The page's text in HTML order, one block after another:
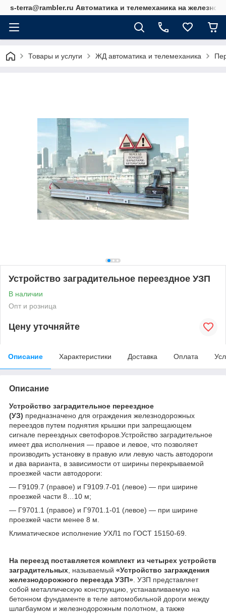
s-terra@rambler.ru Автоматика и телемеханика на
Товары и услуги ЖД автоматика и телемеханика
Устройство заградительное переездное УЗП
В наличии
Опт и розница
Цену уточняйте
Описание Характеристики Доставка Оплата
Описание
Устройство заградительное переездное
(УЗ) предназначено для ограждения железнодорожных
переездов путем поднятия крышки при запрещающем
сигнале переездных светофоров.Устройство заградительное
имеет два исполнения — правое и левое, что позволяет
производить установку в правую или левую часть автодороги
и два варианта, в зависимости от ширины перекрываемой
проезжей части автодороги:
— Г9109.7 (правое) и Г9109.7-01 (левое) — при ширине
проезжей части 8…10 м;
— Г9701.1 (правое) и Г9701.1-01 (левое) — при ширине
проезжей части менее 8 м.
Климатическое исполнение УХЛ1 по ГОСТ 15150-69.
На переезд поставляется комплект из четырех устройств
заградительных , называемый «Устройство заграждения
железнодорожного переезда УЗП» . УЗП представляет
собой металлическую конструкцию, устанавливаемую на
бетонном фундаменте в теле автомобильной дороги между
шлагбаумом и железнодорожным полотном, а также